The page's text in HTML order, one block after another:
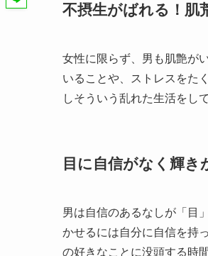
不摂生がばれる！肌
女性に限らず、男も肌艶が
いることや、ストレスをた
しそういう乱れた生活をし
目に自信がなく輝き
男は自信のあるなしが「目
かせるには自分に自信を持
の好きなことに没頭する時